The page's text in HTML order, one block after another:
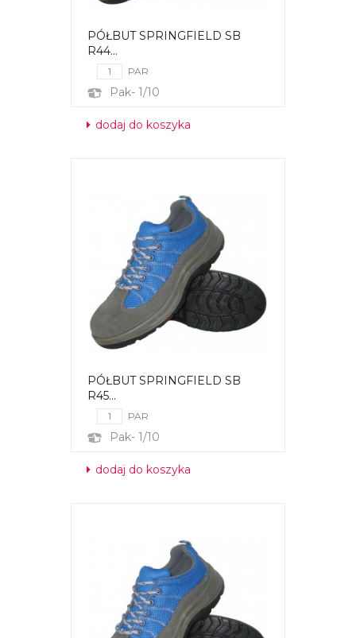
PÓŁBUT SPRINGFIELD SB
R44...
PAR
Pak- 1/10
dodaj do koszyka
PÓŁBUT SPRINGFIELD SB
R45...
PAR
Pak- 1/10
dodaj do koszyka